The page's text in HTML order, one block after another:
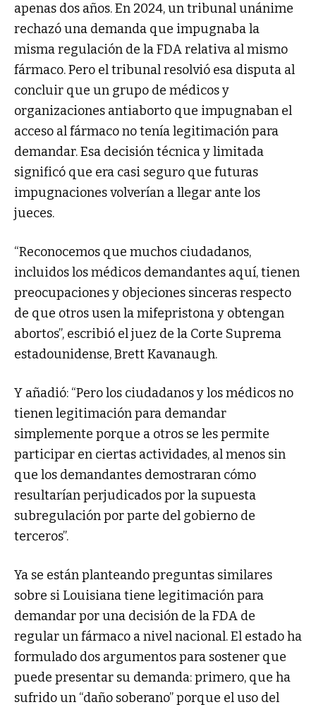
apenas dos años. En 2024, un tribunal unánime
rechazó una demanda que impugnaba la
misma regulación de la FDA relativa al mismo
fármaco. Pero el tribunal resolvió esa disputa al
concluir que un grupo de médicos y
organizaciones antiaborto que impugnaban el
acceso al fármaco no tenía legitimación para
demandar. Esa decisión técnica y limitada
significó que era casi seguro que futuras
impugnaciones volverían a llegar ante los
jueces.
“Reconocemos que muchos ciudadanos,
incluidos los médicos demandantes aquí, tienen
preocupaciones y objeciones sinceras respecto
de que otros usen la mifepristona y obtengan
abortos”, escribió el juez de la Corte Suprema
estadounidense, Brett Kavanaugh.
Y añadió: “Pero los ciudadanos y los médicos no
tienen legitimación para demandar
simplemente porque a otros se les permite
participar en ciertas actividades, al menos sin
que los demandantes demostraran cómo
resultarían perjudicados por la supuesta
subregulación por parte del gobierno de
terceros”.
Ya se están planteando preguntas similares
sobre si Louisiana tiene legitimación para
demandar por una decisión de la FDA de
regular un fármaco a nivel nacional. El estado ha
formulado dos argumentos para sostener que
puede presentar su demanda: primero, que ha
sufrido un “daño soberano” porque el uso del